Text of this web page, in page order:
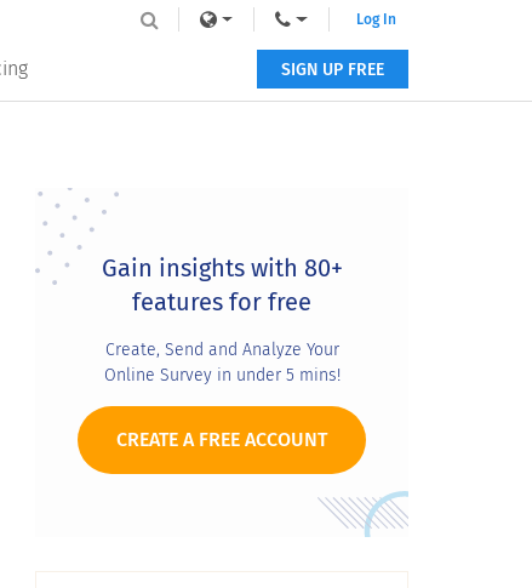
Log In
SIGN UP FREE
Primary
SidebarGain insights with 80+
features for free
Create, Send and Analyze Your
Online Survey in under 5 mins!
CREATE A FREE ACCOUNT